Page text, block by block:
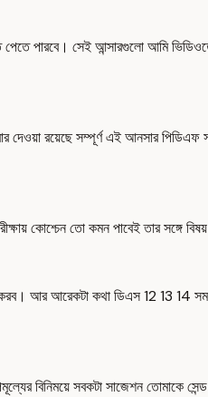
পারবে। সেই আন্সারগুলো আমি
রয়েছে সম্পূর্ণ এই আনসার
কোশ্চেন তো কমন পাবেই তার
আর আরেকটা কথা ডিএস 12 13 14
বিনিময়ে সবকটা সাজেশন